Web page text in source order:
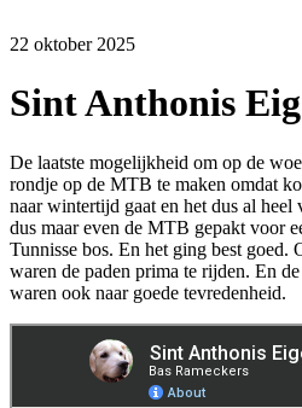
22 oktober 2025
Sint Anthonis
De laatste mogelijkheid om op de
rondje op de MTB te maken omdat
naar wintertijd gaat en het dus al
dus maar even de MTB gepakt voor
Tunnisse bos. En het ging best goed.
waren de paden prima te rijden. En
waren ook naar goede tevredenheid.